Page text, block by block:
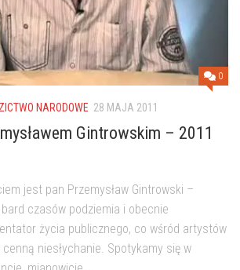
0
NARODOWE 28 MAJA 2011
Gintrowskim – 2011
jest pan Przemysław Gintrowski –
czasów podziemia i obecnie
życia publicznego, co wśród artystów
niesłychanie. Spotykamy się w